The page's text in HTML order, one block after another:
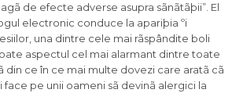
de efecte adverse asupra sãnãtãþii”. El
electronic conduce la apariþia ºi
una dintre cele mai rãspândite boli
aspectul cel mai alarmant dintre toate
din ce în ce mai multe dovezi care aratã cã
pe unii oameni sã devinã alergici la